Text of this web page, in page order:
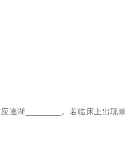
逐渐________。若临床上出现